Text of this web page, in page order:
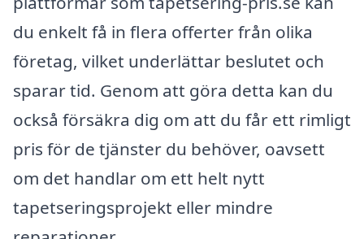
du enkelt få in flera offerter från olika
företag, vilket underlättar beslutet och
sparar tid. Genom att göra detta kan du
också försäkra dig om att du får ett rimligt
pris för de tjänster du behöver, oavsett
om det handlar om ett helt nytt
tapetseringsprojekt eller mindre